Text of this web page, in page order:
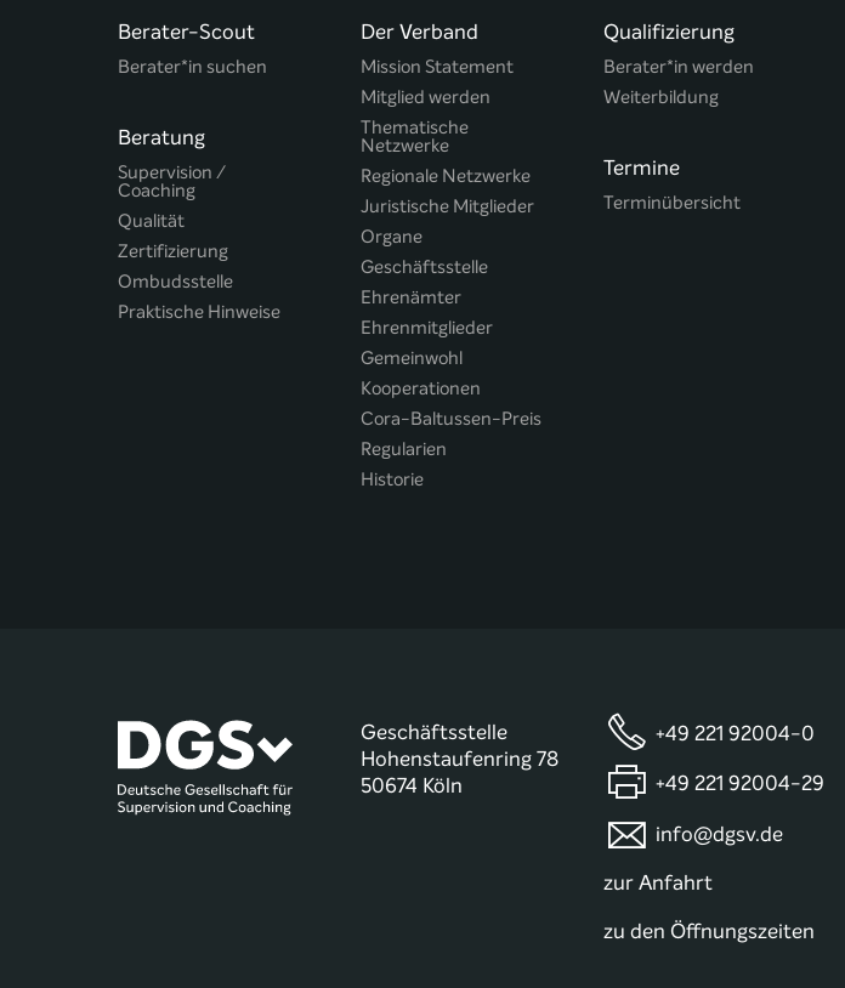
Berater-Scout
Berater*in suchen
Beratung
Supervision /
Coaching
Qualität
Zertifizierung
Ombudsstelle
Praktische Hinweise
Der Verband
Mission Statement
Mitglied werden
Thematische
Netzwerke
Regionale Netzwerke
Juristische Mitglieder
Organe
Geschäftsstelle
Ehrenämter
Ehrenmitglieder
Gemeinwohl
Kooperationen
Cora-Baltussen-Preis
Regularien
Historie
Qualifizierung
Berater*in werden
Weiterbildung
Termine
Terminübersicht
Geschäftsstelle
Hohenstaufenring 78
50674 Köln
+49 221 92004-0
+49 221 92004-29
info@dgsv.de
zur Anfahrt
zu den Öffnungszeiten